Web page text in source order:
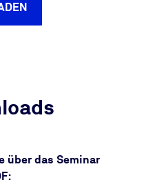
über das Seminar